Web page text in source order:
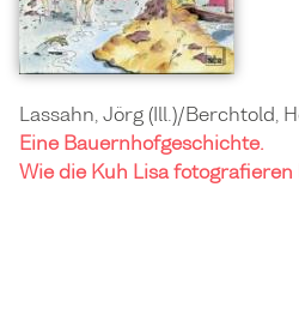
Lassahn, Jörg (Ill.)/Berchtold,
Eine Bauernhofgeschichte.
Wie die Kuh Lisa